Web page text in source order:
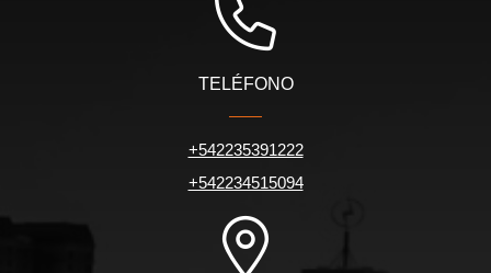
TELÉFONO
+542235391222
+542234515094